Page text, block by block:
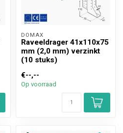
DOMAX
Raveeldrager 41x110x75
mm (2,0 mm) verzinkt
(10 stuks)
€--,--
Op voorraad